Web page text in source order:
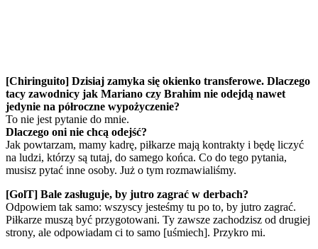
[Chiringuito] Dzisiaj zamyka się okienko transferowe. Dlaczego
tacy zawodnicy jak Mariano czy Brahim nie odejdą nawet
jedynie na półroczne wypożyczenie?
To nie jest pytanie do mnie.
Dlaczego oni nie chcą odejść?
Jak powtarzam, mamy kadrę, piłkarze mają kontrakty i będę liczyć
na ludzi, którzy są tutaj, do samego końca. Co do tego pytania,
musisz pytać inne osoby. Już o tym rozmawialiśmy.
[GolT] Bale zasługuje, by jutro zagrać w derbach?
Odpowiem tak samo: wszyscy jesteśmy tu po to, by jutro zagrać.
Piłkarze muszą być przygotowani. Ty zawsze zachodzisz od drugiej
strony, ale odpowiadam ci to samo [uśmiech]. Przykro mi.